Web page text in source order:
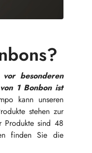
besonderen
1 Bonbon ist
kann unseren
stehen zur
Produkte sind 48
finden Sie die